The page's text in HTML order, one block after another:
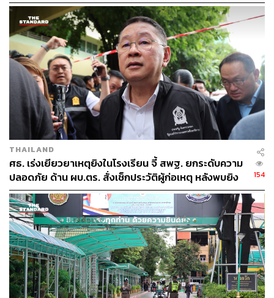
TAGS: เทศกาลสงกรานต์ สนามหลวง
สงกรานต์
กิตติ์รัฐ พันธุ์เพ็ชร์
ถนนข้าวสาร
ผู้บัญชาการตำรวจแห่งชาติ
THAILAND
ศธ. เร่งเยียวยาเหตุยิงในโรงเรียน จี้ สพฐ. ยกระดับความ
ปลอดภัย ด้าน ผบ.ตร. สั่งเช็กประวัติผู้ก่อเหตุ หลังพบยิง
จุดตายแม่นยำ
154